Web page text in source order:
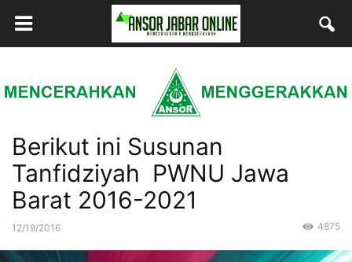
Berikut ini Susunan
Tanfidziyah PWNU Jawa
Barat 2016-2021
12/19/2016 4875